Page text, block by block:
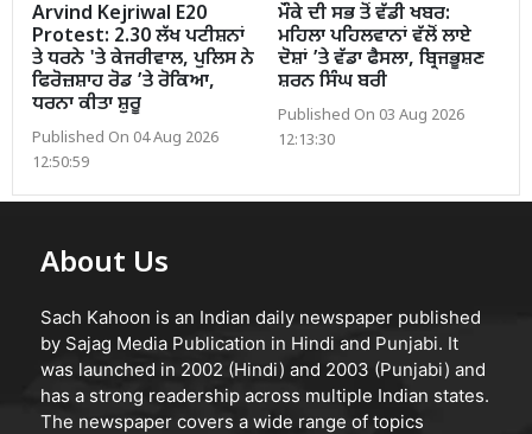
Arvind Kejriwal E20
Protest: 2.30 ਲੱਖ ਪਟੀਸ਼ਨਾਂ
ਤੇ ਧਰਨੇ 'ਤੇ ਕੇਜਰੀਵਾਲ, ਪੁਲਿਸ ਨੇ
ਫਿਰੋਜ਼ਸ਼ਾਹ ਰੋਡ ’ਤੇ ਰੋਕਿਆ,
ਧਰਨਾ ਕੀਤਾ ਸ਼ੁਰੂ
Published On 04 Aug 2026
12:50:59
ਮੌਕੇ ਦੀ ਸਭ ਤੋਂ ਵੱਡੀ ਖਬਰ:
ਮਹਿਲਾ ਪਹਿਲਵਾਨਾਂ ਵੱਲੋਂ ਲਾਏ
ਦੋਸ਼ਾਂ ’ਤੇ ਵੱਡਾ ਫੈਸਲਾ, ਬ੍ਰਿਜਭੂਸ਼ਣ
ਸ਼ਰਨ ਸਿੰਘ ਬਰੀ
Published On 03 Aug 2026
12:13:30
About Us
Sach Kahoon is an Indian daily newspaper published
by Sajag Media Publication in Hindi and Punjabi. It
was launched in 2002 (Hindi) and 2003 (Punjabi) and
has a strong readership across multiple Indian states.
The newspaper covers a wide range of topics